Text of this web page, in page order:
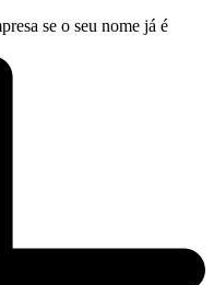
se o seu nome já é